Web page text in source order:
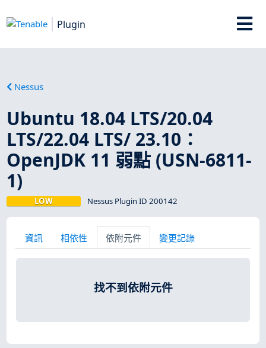
Plugin
Nessus
Ubuntu 18.04 LTS/20.04
LTS/22.04 LTS/ 23.10：
OpenJDK 11 弱點 (USN-6811-
1)
LOW Nessus Plugin ID 200142
資訊 相依性 依附元件 變更記錄
找不到依附元件